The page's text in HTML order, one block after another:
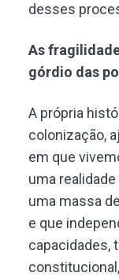
desses
As
górdio das
A própria
colonização,
em que
uma
uma massa
e que
capacidades,